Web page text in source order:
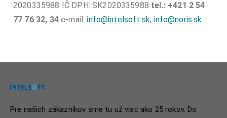
2020335988 IČ DPH: SK2020335988 tel.: +421 2 54
77 76 32, 34e-mail: info@intelsoft.sk,info@noris.sk
Pre našich zákazníkov sme tu už viac ako 25 rokov. Do